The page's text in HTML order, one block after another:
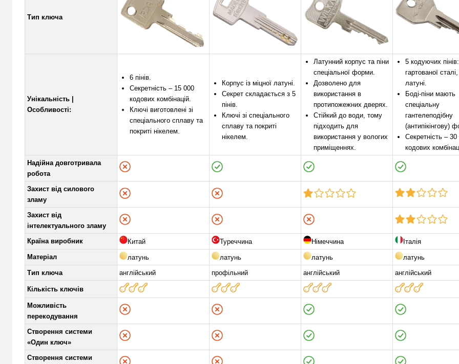
Доставка
Доставка накладеним платежем від 400 грн
Відправити посилання другу
Тип ключа
Унікальність |
Особливості:
6 пінів.
Секретність – 15 000
кодових комбінацій.
Ключі виготовлені зі
спеціального сплаву та
покриті нікелем.
Корпус із міцної латуні.
Секрет складається з 5
пінів.
Ключі зі спеціального
сплаву та покриті
нікелем.
Латунний корпус та піни
спеціальної форми.
Дозволено для
використання в
протипожежних дверях.
Стійкий до води, тому
підходить для
використання у вологих
приміщеннях.
5 кодуючих
гартованої
латуні.
Боді-піни мають
спеціальну
гантелеподібну
(антипікінгову)
Секретність – 30
кодових
Надійна довготривала
робота
Захист від силового
зламу
Захист від
інтелектуального зламу
Країна виробник
Китай Туреччина Німеччина
Італія
Матеріал
латунь латунь латунь
латунь
Тип ключа
англійський профільний англійський англійський
Кількість ключів
Можливість
перекодування
Створення системи
«Один ключ»
Створення системи